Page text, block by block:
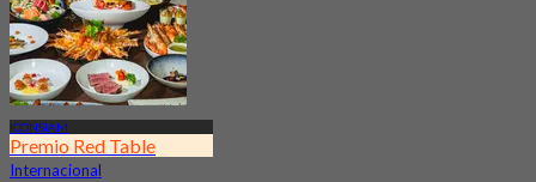
ICONSIAM
Premio Red Table
Internacional